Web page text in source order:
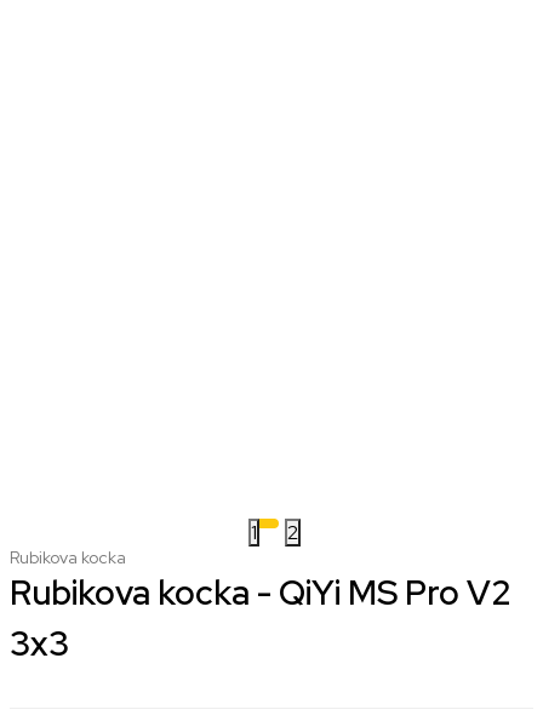
1 2
Rubikova kocka
Rubikova kocka - QiYi MS Pro V2
3x3